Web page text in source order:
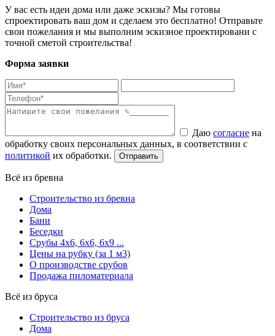
У вас есть идеи дома или даже эскизы? Мы готовы
спроектировать ваш дом и сделаем это бесплатно! Отправьте
свои пожелания и мы выполним эскизное проектировани с
точной сметой строительства!
Форма заявки
Даю согласие на
обработку своих персональных данных, в соответствии с
политикой их обработки.
Всё из бревна
Строительство из бревна
Дома
Бани
Беседки
Срубы 4х6, 6х6, 6х9 ...
Цены на рубку (за 1 м3)
О производстве срубов
Продажа пиломатериала
Всё из бруса
Строительство из бруса
Дома